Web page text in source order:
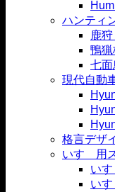
ハンティ
鹿
鴨
七
現代自動
格言デザ
いすゞ用
い
い